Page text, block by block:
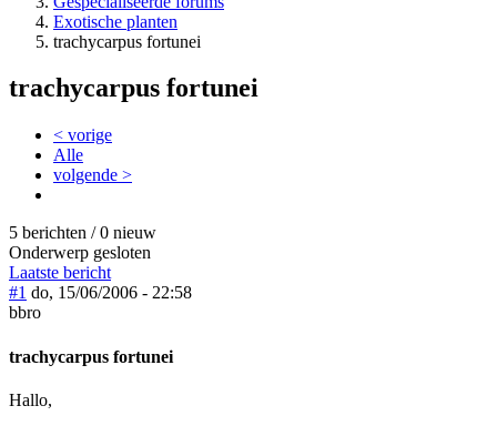
Exotische planten
trachycarpus fortunei
trachycarpus fortunei
< vorige
Alle
volgende >
5 berichten / 0 nieuw
Onderwerp gesloten
Laatste bericht
#1 do, 15/06/2006 - 22:58
bbro
trachycarpus fortunei
Hallo,